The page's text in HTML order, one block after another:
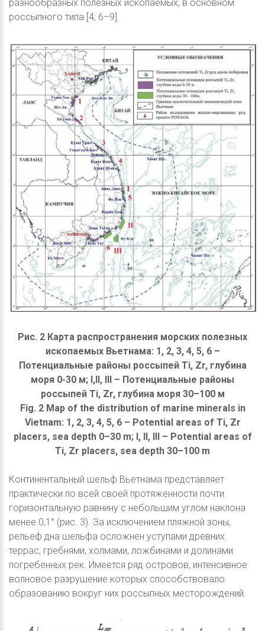
разнообразных полезных ископаемых, в основном
россыпного типа [4; 6–9].
Рис. 2 Карта распространения морских полезных
ископаемых Вьетнама: 1, 2, 3, 4, 5, 6 –
Потенциальные районы россыпей Ti, Zr, глубина
моря 0-30 м; I,II, III – Потенциальные районы
россыпей Ti, Zr, глубина моря 30–100 м
Fig. 2 Map of the distribution of marine minerals in
Vietnam: 1, 2, 3, 4, 5, 6 – Potential areas of Ti, Zr
placers, sea depth 0–30 m; I, II, III – Potential areas of
Ti, Zr placers, sea depth 30–100 m
Континентальный шельф Вьетнама представляет
практически по всей своей протяженности почти
горизонтальную равнину с небольшим углом наклона
менее 0,1° (рис. 3). За исключением пляжной зоны,
рельеф дна шельфа осложнен уступами древних
террас, гребнями, холмами, ложбинами и долинами
погребенных рек. Имеется ряд островов, интенсивное
волновое разрушение которых способствовало
образованию вокруг них россыпных месторождений.